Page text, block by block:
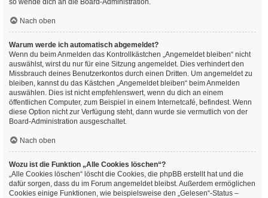
so wende dich an die Board-Administration.
Nach oben
Warum werde ich automatisch abgemeldet?
Wenn du beim Anmelden das Kontrollkästchen „Angemeldet bleiben“ nicht
auswählst, wirst du nur für eine Sitzung angemeldet. Dies verhindert den
Missbrauch deines Benutzerkontos durch einen Dritten. Um angemeldet zu
bleiben, kannst du das Kästchen „Angemeldet bleiben“ beim Anmelden
auswählen. Dies ist nicht empfehlenswert, wenn du dich an einem
öffentlichen Computer, zum Beispiel in einem Internetcafé, befindest. Wenn
diese Option nicht zur Verfügung steht, dann wurde sie vermutlich von der
Board-Administration ausgeschaltet.
Nach oben
Wozu ist die Funktion „Alle Cookies löschen“?
„Alle Cookies löschen“ löscht die Cookies, die phpBB erstellt hat und die
dafür sorgen, dass du im Forum angemeldet bleibst. Außerdem ermöglichen
Cookies einige Funktionen, wie beispielsweise den „Gelesen“-Status –